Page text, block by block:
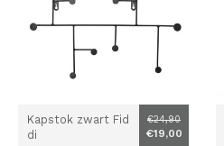
Kapstok zwart Fid
di
€24,90
€19,00